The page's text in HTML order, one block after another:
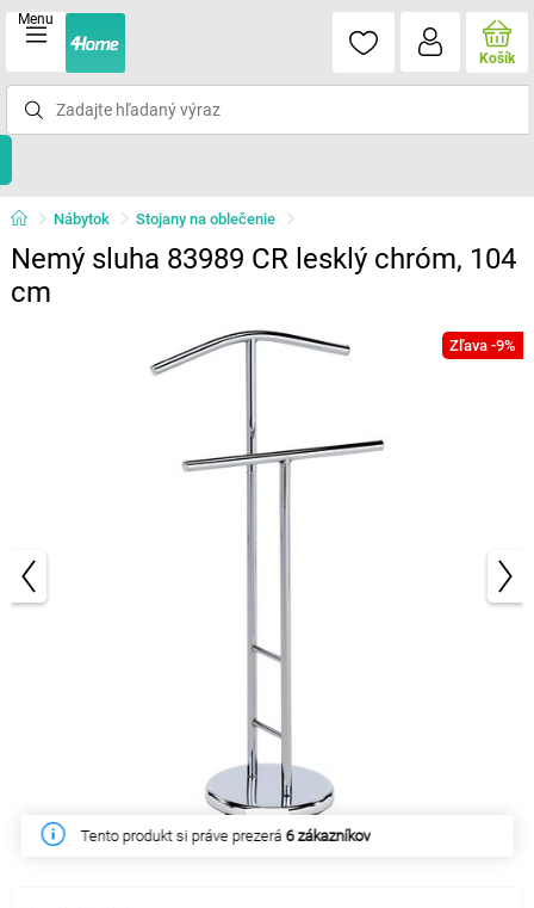
Menu
Košík
Nábytok Stojany na oblečenie
Nemý sluha 83989 CR lesklý chróm, 104
cm
Zľava -9%
Tento produkt si práve prezerá 6 zákazníkov